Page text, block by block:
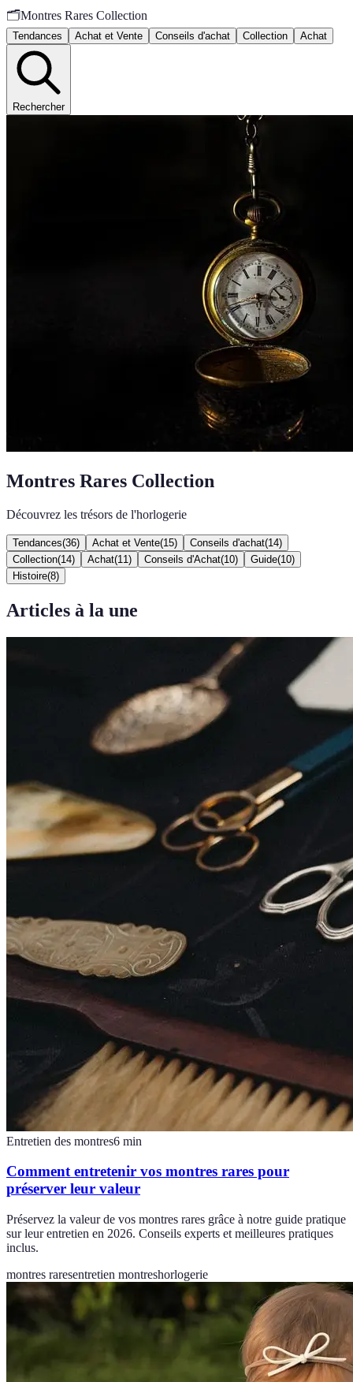
🗂️Montres Rares Collection
Tendances Achat et Vente Conseils d'achat Collection Achat
Rechercher
Montres Rares Collection
Découvrez les trésors de l'horlogerie
Tendances(36) Achat et Vente(15) Conseils d'achat(14)
Collection(14) Achat(11 ) Conseils d'Achat(10) Guide(10)
Histoire(8)
Articles à la une
Entretien des montres6 min
Comment entretenir vos montres rares pour
préserver leur valeur
Préservez la valeur de vos montres rares grâce à notre guide pratique
sur leur entretien en 2026. Conseils experts et meilleures pratiques
inclus.
montres raresentretien montreshorlogerie